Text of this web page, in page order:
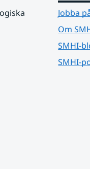
Jobba
Om
SMHI-
SMHI-